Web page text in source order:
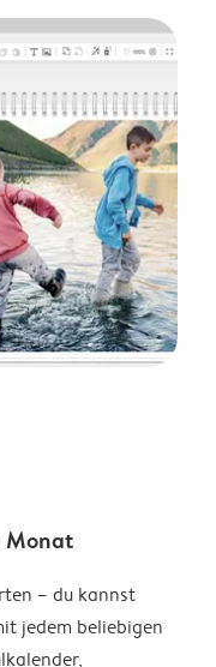
Monat
– du kannst
jedem beliebigen